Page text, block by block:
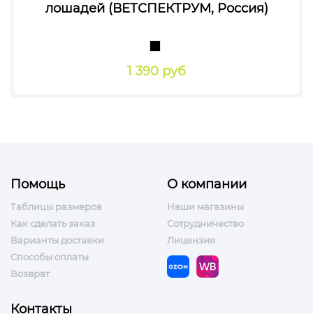
лошадей (ВЕТСПЕКТРУМ, Россия)
1 390 руб
Помощь
Таблицы размеров
Как сделать заказ
Варианты доставки
Способы оплаты
Возврат
О компании
Наши магазины
Сотрудничество
Лицензия
Контакты